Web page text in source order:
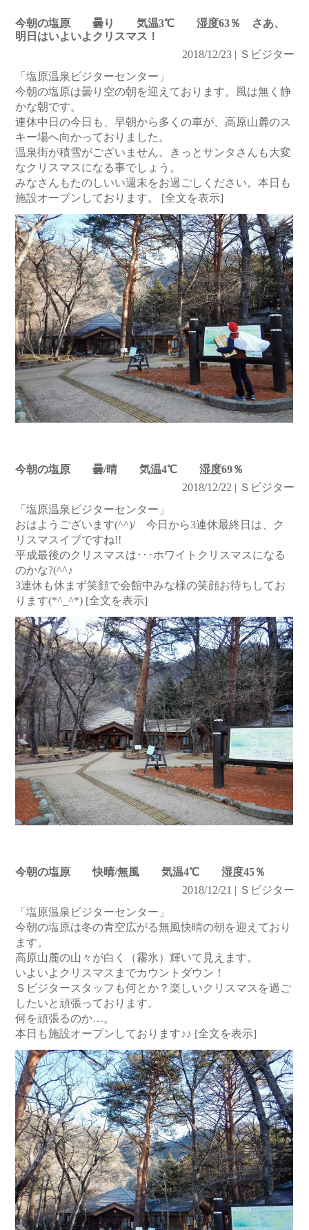
今朝の塩原 曇り 気温3℃ 湿度63％ さあ、
明日はいよいよクリスマス！
2018/12/23 | Ｓビジター
「塩原温泉ビジターセンター」
今朝の塩原は曇り空の朝を迎えております。風は無く静
かな朝です。
連休中日の今日も、早朝から多くの車が、高原山麓のス
キー場へ向かっておりました。
温泉街が積雪がございません。きっとサンタさんも大変
なクリスマスになる事でしょう。
みなさんもたのしいい週末をお過ごしください。本日も
施設オープンしております。 [全文を表示]
今朝の塩原 曇/晴 気温4℃ 湿度69％
2018/12/22 | Ｓビジター
「塩原温泉ビジターセンター」
おはようございます(^^)/ 今日から3連休最終日は、ク
リスマスイブですね!!
平成最後のクリスマスは･･･ホワイトクリスマスになる
のかな?(^^♪
3連休も休まず笑顔で会館中みな様の笑顔お待ちしてお
ります(*^_^*) [全文を表示]
今朝の塩原 快晴/無風 気温4℃ 湿度45％
2018/12/21 | Ｓビジター
「塩原温泉ビジターセンター」
今朝の塩原は冬の青空広がる無風快晴の朝を迎えており
ます。
高原山麓の山々が白く（霧氷）輝いて見えます。
いよいよクリスマスまでカウントダウン！
Ｓビジタースタッフも何とか？楽しいクリスマスを過ご
したいと頑張っております。
何を頑張るのか…。
本日も施設オープンしております♪♪ [全文を表示]